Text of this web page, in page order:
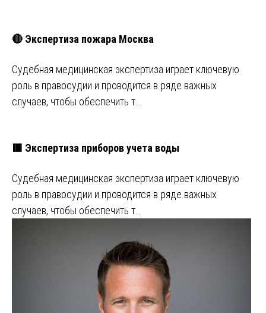
🔴 Экспертиза пожара Москва
Судебная медицинская экспертиза играет ключевую
роль в правосудии и проводится в ряде важных
случаев, чтобы обеспечить т…
🟥 Экспертиза приборов учета воды
Судебная медицинская экспертиза играет ключевую
роль в правосудии и проводится в ряде важных
случаев, чтобы обеспечить т…